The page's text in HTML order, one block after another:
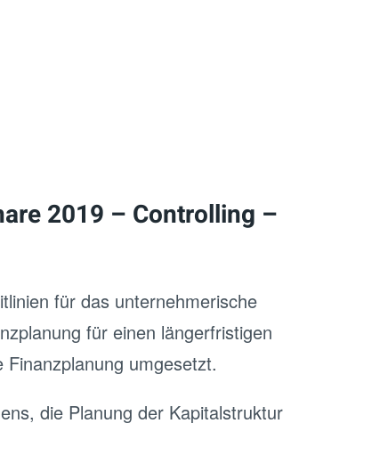
2019 – Controlling –
für das unternehmerische
für einen längerfristigen
umgesetzt.
die Planung der Kapitalstruktur